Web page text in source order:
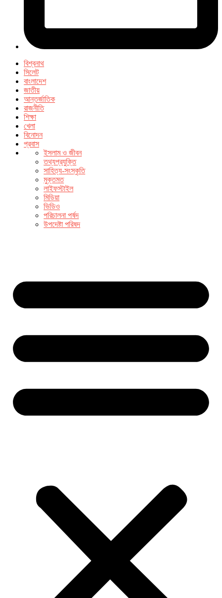
বিশ্বনাথ
সিলেট
বাংলাদেশ
জাতীয়
আন্তর্জাতিক
রাজনীতি
শিক্ষা
খেলা
বিনোদন
প্রবাস
ইসলাম ও জীবন
তথ্যপ্রযুক্তি
সাহিত্য-সংস্কৃতি
মুক্তমত
লাইফস্টাইল
মিডিয়া
ভিডিও
পরিচালনা পর্ষদ
উপদেষ্টা পরিষদ